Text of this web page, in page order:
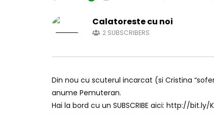
Calatoreste cu noi
2 SUBSCRIBERS
Din nou cu scuterul incarcat (si Cristina
anume Pemuteran.
Hai la bord cu un SUBSCRIBE aici: http://bit.ly/